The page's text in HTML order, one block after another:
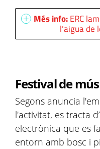
Més info:ERC
l’aigua de
Festival de
Segons anuncia
l'activitat, es tracta
electrònica que es
entorn amb bosc i